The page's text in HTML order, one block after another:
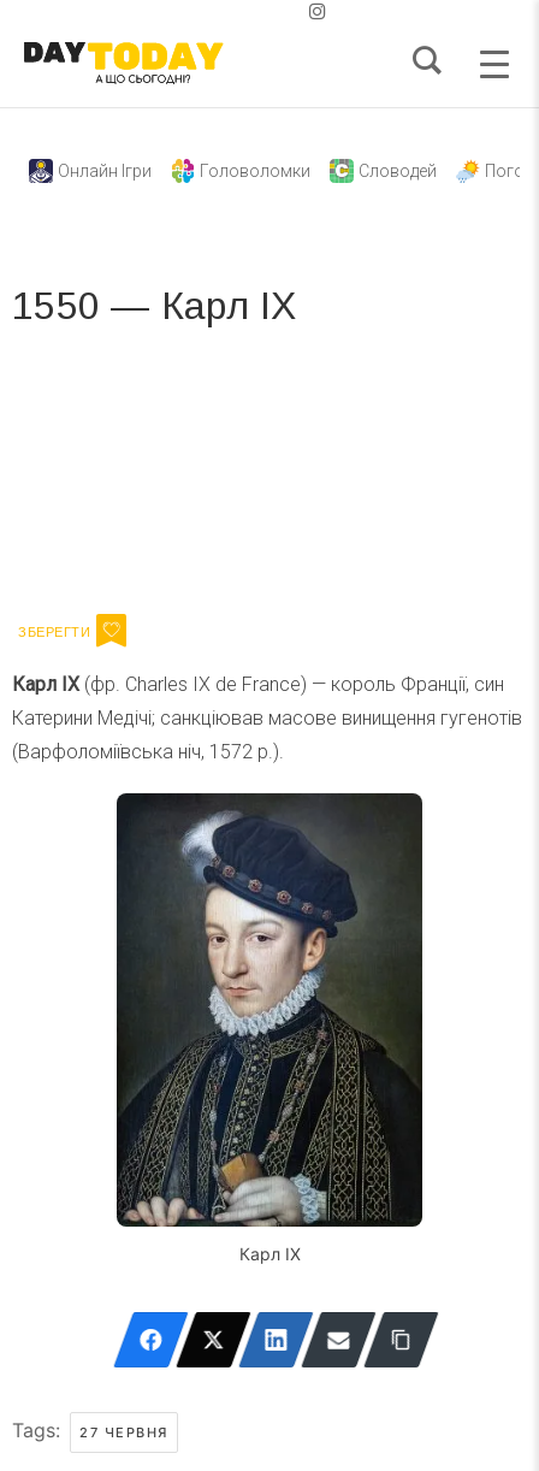
Онлайн Ігри Головоломки Словодей
1550 — Карл IX
Карл IX (фр. Charles IX de France) — король Франції, син
Катерини Медічі; санкціював масове винищення гугенотів
(Варфоломіївська ніч, 1572 р.).
Карл IX
Tags: 27 ЧЕРВНЯ